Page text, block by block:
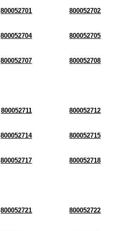
800052701 800052702
800052704 800052705
800052707 800052708
800052711 800052712
800052714 800052715
800052717 800052718
800052721 800052722